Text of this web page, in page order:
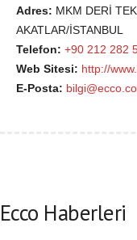
Adres: MKM DERİ
AKATLAR/İSTANBUL
Telefon: +90 212 282
Web Sitesi: http://
E-Posta:
Ecco Haberleri